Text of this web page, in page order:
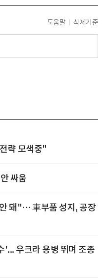
도움말 삭제기준
략 모색중"
싸움
돼"… 車부품 성지, 공장
'... 우크라 용병 뛰며 조종